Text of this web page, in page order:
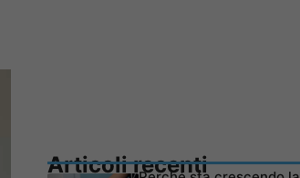
Articoli recenti